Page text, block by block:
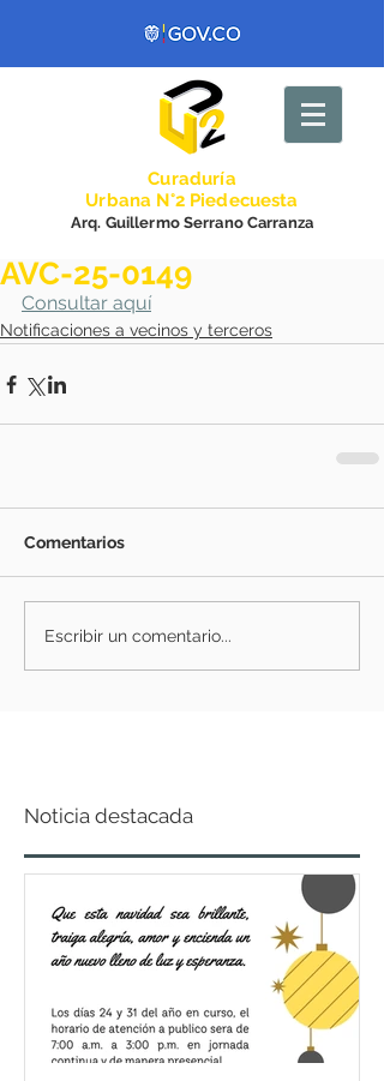
Curaduría
Urbana N°2 Piedecuesta
Arq. Guillermo Serrano Carranza
AVC-25-0149
Consultar aquí
Notificaciones a vecinos y terceros
Comentarios
Escribir un comentario...
Noticia destacada